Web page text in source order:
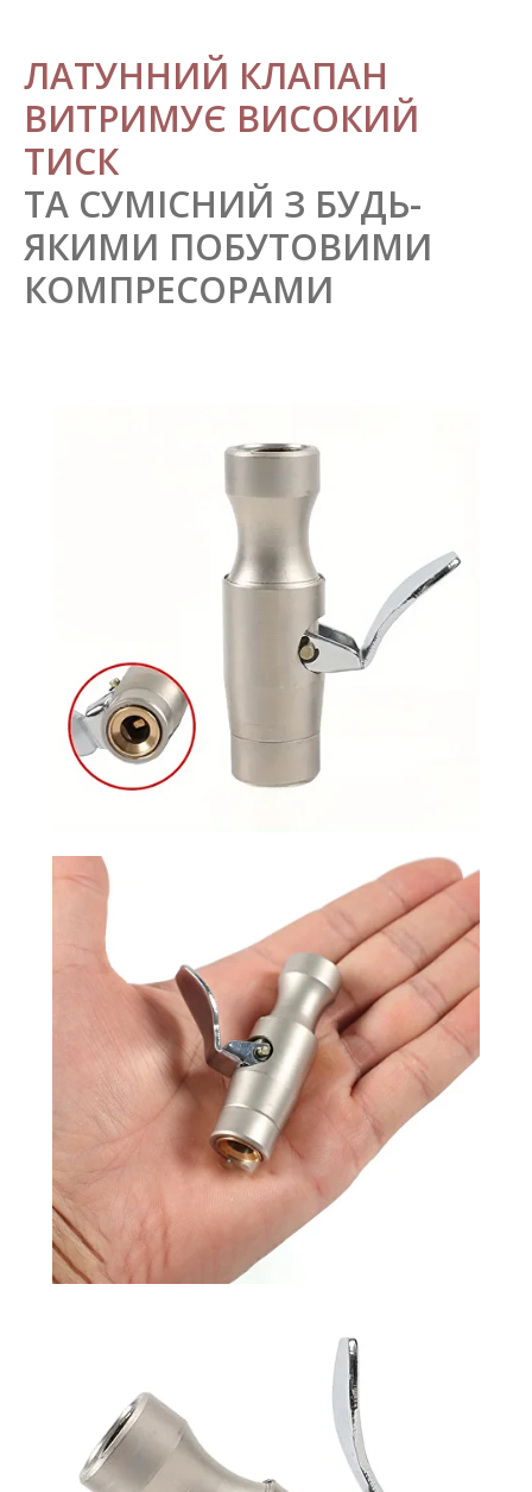
ЛАТУННИЙ КЛАПАН
ВИТРИМУЄ ВИСОКИЙ
ТИСК
ТА СУМІСНИЙ З БУДЬ-
ЯКИМИ ПОБУТОВИМИ
КОМПРЕСОРАМИ